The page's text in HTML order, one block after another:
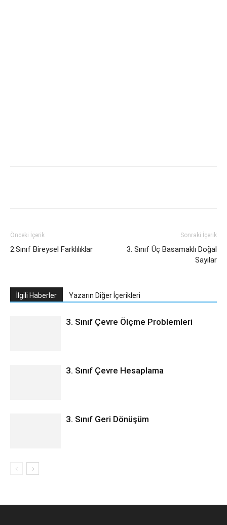
Önceki İçerik
2.Sınıf Bireysel Farklılıklar
Sonraki İçerik
3. Sınıf Üç Basamaklı Doğal
Sayılar
İlgili Haberler Yazarın Diğer İçerikleri
3. Sınıf Çevre Ölçme Problemleri
3. Sınıf Çevre Hesaplama
3. Sınıf Geri Dönüşüm